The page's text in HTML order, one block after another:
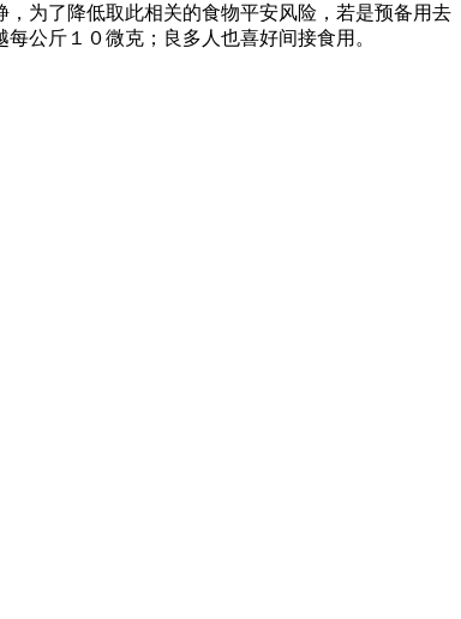
为了降低取此相关的食物平安风险，若是预备用去
公斤１０微克；良多人也喜好间接食用。